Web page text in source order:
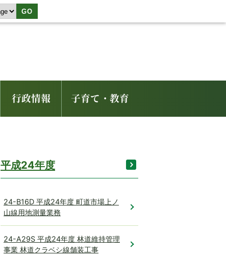
GO
行政情報 子育て・教育
平成24年度
24-B16D 平成24年度 町道市場上ノ
山線用地測量業務
24-A29S 平成24年度 林道維持管理
事業 林道クラベシ線舗装工事